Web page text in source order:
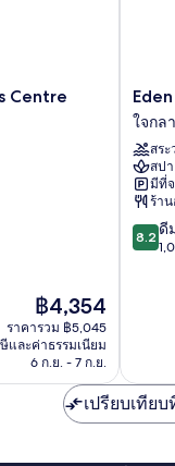
Centre
ราคา
ปัจจุบัน
คือ
฿4,354
฿4,354
ราคารวม ฿5,045
และค่าธรรมเนียม
6 ก.ย. - 7 ก.ย.
Eden
Hôtel
&
Spa
Cannes
ใจกล
เมือง
คาน
ส์
ใจกล
สระ
สปา
มีที่
ร้า
8.2
จาก
8.2 ดี
เปรียบเทีย